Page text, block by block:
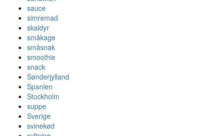
sauce
simremad
skaldyr
småkage
småsnak
smoothie
snack
Sønderjylland
Spanien
Stockholm
suppe
Sverige
svinekød